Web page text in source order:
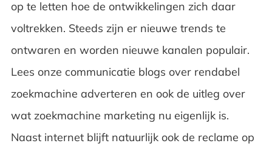
op te letten hoe de ontwikkelingen zich daar
voltrekken. Steeds zijn er nieuwe trends te
ontwaren en worden nieuwe kanalen populair.
Lees onze communicatie blogs over rendabel
zoekmachine adverteren en ook de uitleg over
wat zoekmachine marketing nu eigenlijk is.
Naast internet blijft natuurlijk ook de reclame op